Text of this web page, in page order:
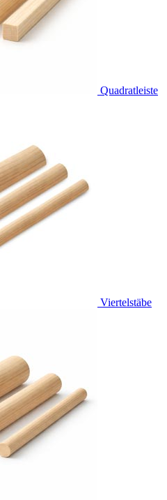
Quadratleiste
Viertelstäbe